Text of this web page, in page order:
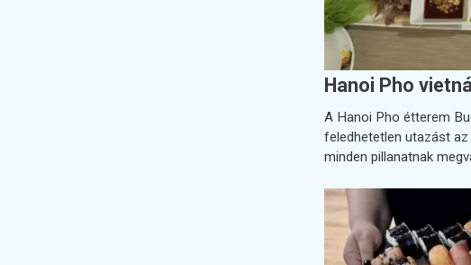
Hanoi Pho
A Hanoi Pho étterem
feledhetetlen utazást az
minden pillanatnak